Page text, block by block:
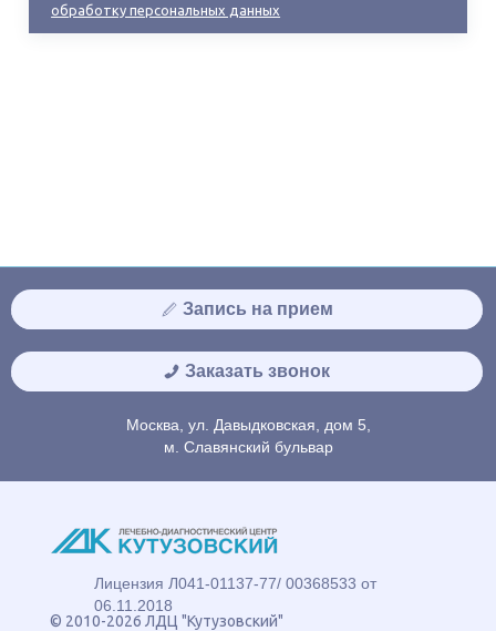
обработку персональных данных
Запись на прием
Заказать звонок
Москва, ул. Давыдковская, дом 5,
м. Славянский бульвар
Лицензия Л041-01137-77/ 00368533 от
06.11.2018
© 2010-2026 ЛДЦ "Кутузовский"